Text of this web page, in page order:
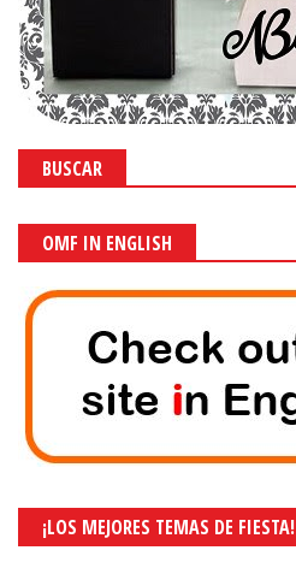
BUSCAR
OMF IN ENGLISH
¡LOS MEJORES TEMAS DE FIESTA!